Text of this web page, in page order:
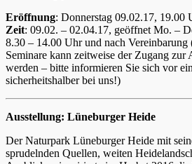
Eröffnung: Donnerstag 09.02.17, 19.00
Zeit: 09.02. – 02.04.17, geöffnet Mo. –
8.30 – 14.00 Uhr und nach Vereinbarung
Seminare kann zeitweise der Zugang zur
werden – bitte informieren Sie sich vor
sicherheitshalber bei uns!)
Ausstellung: Lüneburger Heide
Der Naturpark Lüneburger Heide mit
sprudelnden Quellen, weiten